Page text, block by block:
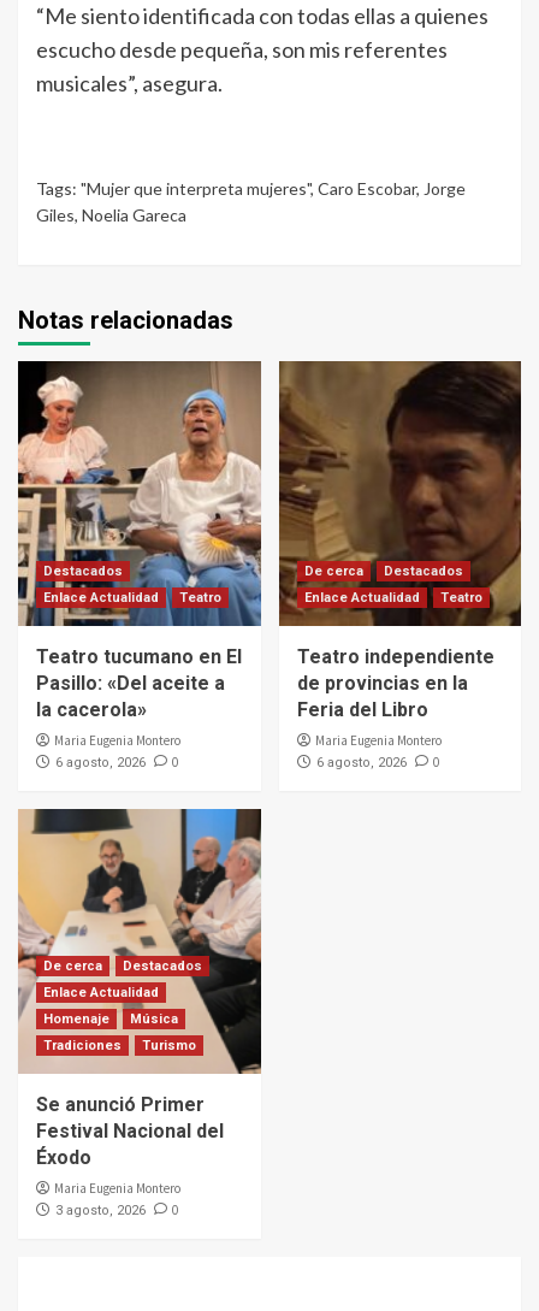
“Me siento identificada con todas ellas a quienes
escucho desde pequeña, son mis referentes
musicales”, asegura.
Tags: "Mujer que interpreta mujeres", Caro Escobar, Jorge
Giles, Noelia Gareca
Notas relacionadas
Destacados
Enlace Actualidad
Teatro
Teatro tucumano en El
Pasillo: «Del aceite a
la cacerola»
Maria Eugenia Montero
6 agosto, 2026 0
De cerca
Destacados
Enlace Actualidad
Teatro
Teatro independiente
de provincias en la
Feria del Libro
Maria Eugenia Montero
6 agosto, 2026 0
De cerca
Destacados
Enlace Actualidad
Homenaje
Música
Tradiciones
Turismo
Se anunció Primer
Festival Nacional del
Éxodo
Maria Eugenia Montero
3 agosto, 2026 0